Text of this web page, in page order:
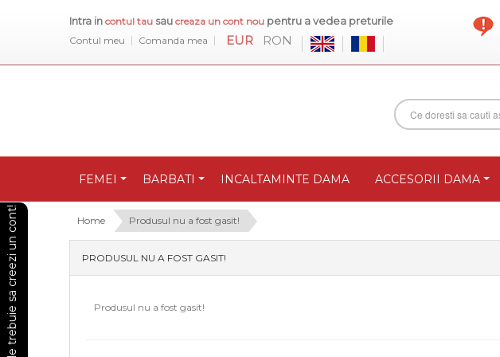
Intra in contul tau sau creaza un cont nou pentru a vedea preturile
Contul meu Comanda mea EUR RON
FEMEI BARBATI INCALTAMINTE DAMA ACCESORII DAMA
Home Produsul nu a fost gasit!
PRODUSUL NU A FOST GASIT!
Produsul nu a fost gasit!